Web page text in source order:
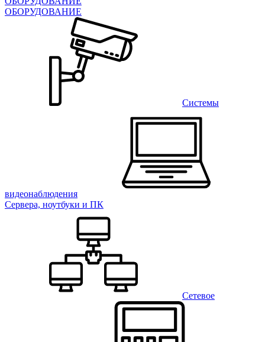
ОБОРУДОВАНИЕ
Системы
видеонаблюдения
Сервера, ноутбуки и ПК
Сетевое